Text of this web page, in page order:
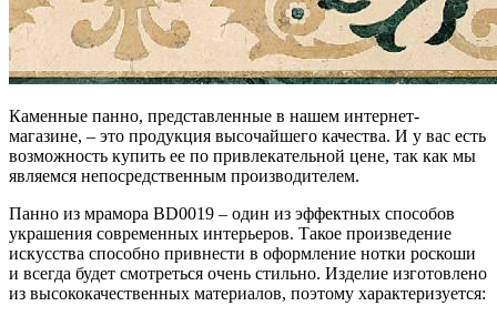
Каменные панно, представленные в нашем интернет-
магазине, – это продукция высочайшего качества. И у вас есть
возможность купить ее по привлекательной цене, так как мы
являемся непосредственным производителем.
Панно из мрамора BD0019 – один из эффектных способов
украшения современных интерьеров. Такое произведение
искусства способно привнести в оформление нотки роскоши
и всегда будет смотреться очень стильно. Изделие изготовлено
из высококачественных материалов, поэтому характеризуется: